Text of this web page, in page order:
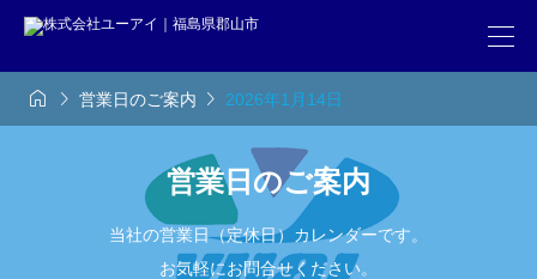
  営業日のご案内  2026年1月14日
営業日のご案内
当社の営業日（定休日）カレンダーです。
お気軽にお問合せください。